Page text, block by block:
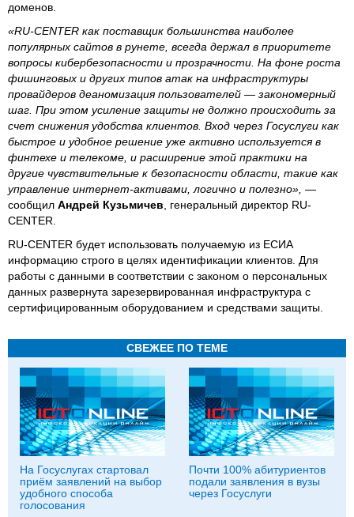
доменов.
«RU-CENTER как поставщик большинства наиболее
популярных сайтов в рунете, всегда держал в приоритете
вопросы кибербезопасности и прозрачности. На фоне роста
фишинговых и других типов атак на инфраструктуры
провайдеров деаномизация пользователей — закономерный
шаг. При этом усиление защиты не должно происходить за
счет снижения удобства клиентов. Вход через Госуслуги как
быстрое и удобное решение уже активно используется в
финтехе и телекоме, и расширение этой практики на
другие чувствительные к безопасности области, такие как
управление интернет-активами, логично и полезно», —
сообщил Андрей Кузьмичев , генеральный директор RU-
CENTER.
RU-CENTER будет использовать получаемую из ЕСИА
информацию строго в целях идентификации клиентов. Для
работы с данными в соответствии с законом о персональных
данных развернута зарезервированная инфраструктура с
сертифицированным оборудованием и средствами защиты.
СВЕЖЕЕ ПО ТЕМЕ
На Госуслугах стартовал
приём заявлений на выбор
удобного способа
голосования
Почти 100% абитуриентов
подали заявления в вузы
через Госуслуги